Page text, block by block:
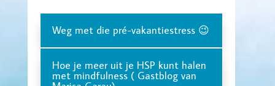
Weg met die pré-vakantiestress 😉
Hoe je meer uit je HSP kunt halen
met mindfulness ( Gastblog van